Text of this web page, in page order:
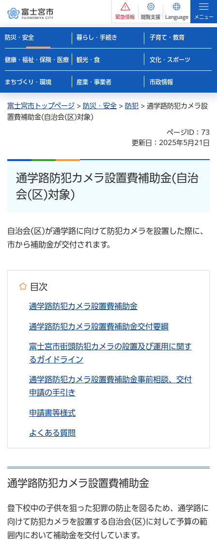
緊急情報 閲覧支援 Language メニュー
防災・安全 暮らし・手続き 子育て・教育
健康・福祉・保険・医療 観光・食 文化・スポーツ
まちづくり・環境 産業・事業者 市政情報
富士宮市トップページ > 防災・安全 > 防犯 > 通学路防犯カメラ設
置費補助金(自治会(区)対象)
ページID：73
更新日：2025年5月21日
通学路防犯カメラ設置費補助金(自治
会(区)対象)
自治会(区)が通学路に向けて防犯カメラを設置した際に、
市から補助金が交付されます。
目次
通学路防犯カメラ設置費補助金
通学路防犯カメラ設置費補助金交付要綱
富士宮市街頭防犯カメラの設置及び運用に関す
るガイドライン
通学路防犯カメラ設置費補助金事前相談、交付
申請の手引き
申請書等様式
よくある質問
通学路防犯カメラ設置費補助金
登下校中の子供を狙った犯罪の防止を図るため、通学路に
向けて防犯カメラを設置する自治会(区)に対して予算の範
囲内において補助金を交付しています。